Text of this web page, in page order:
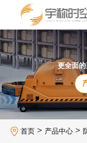
更全面
首页> 产品中心>